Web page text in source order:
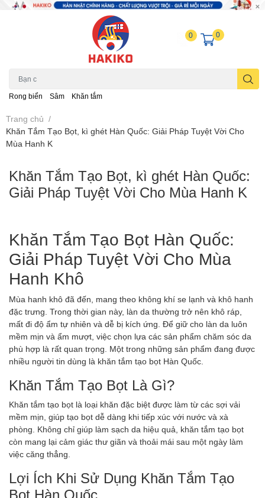
Rong biển Sâm Khăn tắm
0 0
Trang chủ /
Khăn Tắm Tạo Bọt, kì ghét Hàn Quốc: Giải Pháp Tuyệt Vời Cho
Mùa Hanh K
Khăn Tắm Tạo Bọt, kì ghét Hàn Quốc:
Giải Pháp Tuyệt Vời Cho Mùa Hanh K
Khăn Tắm Tạo Bọt Hàn Quốc:
Giải Pháp Tuyệt Vời Cho Mùa
Hanh Khô
Mùa hanh khô đã đến, mang theo không khí se lạnh và khô hanh
đặc trưng. Trong thời gian này, làn da thường trở nên khô ráp,
mất đi độ ẩm tự nhiên và dễ bị kích ứng. Để giữ cho làn da luôn
mềm mịn và ẩm mượt, việc chọn lựa các sản phẩm chăm sóc da
phù hợp là rất quan trọng. Một trong những sản phẩm đang được
nhiều người tin dùng là khăn tắm tạo bọt Hàn Quốc.
Khăn Tắm Tạo Bọt Là Gì?
Khăn tắm tạo bọt là loại khăn đặc biệt được làm từ các sợi vải
mềm mịn, giúp tạo bọt dễ dàng khi tiếp xúc với nước và xà
phòng. Không chỉ giúp làm sạch da hiệu quả, khăn tắm tạo bọt
còn mang lại cảm giác thư giãn và thoải mái sau một ngày làm
việc căng thẳng.
Lợi Ích Khi Sử Dụng Khăn Tắm Tạo
Bọt Hàn Quốc